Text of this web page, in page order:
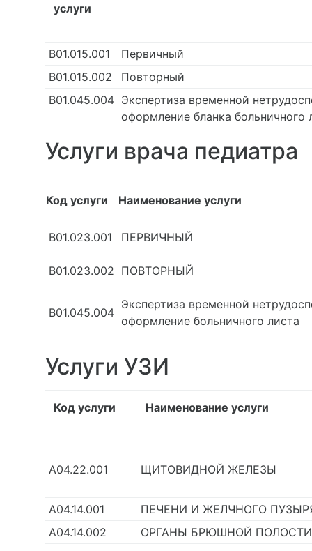
услуги
В01.015.001
Первичный
В01.015.002
Повторный
В01.045.004 Экспертиза временной
оформление бланка больничного
Услуги врача педиатра
Код услуги Наименование услуги
В01.023.001 ПЕРВИЧНЫЙ
В01.023.002 ПОВТОРНЫЙ
В01.045.004
Экспертиза временной
оформление больничного листа
Услуги УЗИ
Код услуги Наименование услуги
А04.22.001 ЩИТОВИДНОЙ ЖЕЛЕЗЫ
А04.14.001
ПЕЧЕНИ И ЖЕЛЧНОГО
А04.14.002
ОРГАНЫ БРЮШНОЙ ПОЛОСТИ